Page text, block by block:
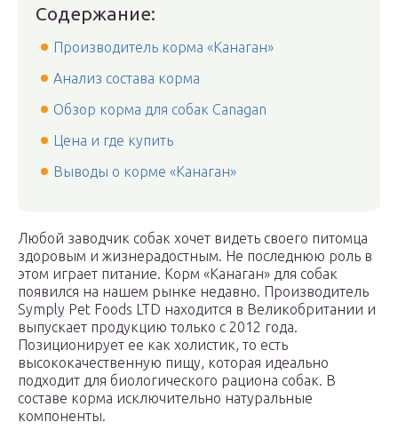
Содержание:
Производитель корма «Канаган»
Анализ состава корма
Обзор корма для собак Canagan
Цена и где купить
Выводы о корме «Канаган»
Любой заводчик собак хочет видеть своего питомца
здоровым и жизнерадостным. Не последнюю роль в
этом играет питание. Корм «Канаган» для собак
появился на нашем рынке недавно. Производитель
Symply Pet Foods LTD находится в Великобритании и
выпускает продукцию только с 2012 года.
Позиционирует ее как холистик, то есть
высококачественную пищу, которая идеально
подходит для биологического рациона собак. В
составе корма исключительно натуральные
компоненты.